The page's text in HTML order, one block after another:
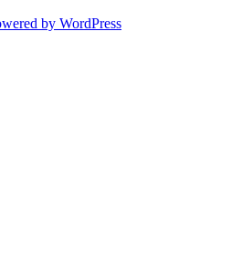
by WordPress